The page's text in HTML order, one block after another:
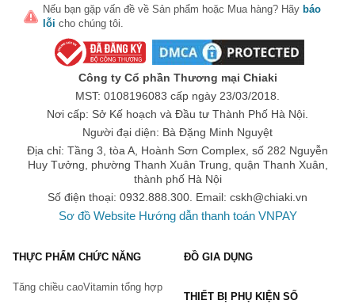
? Áo (dài đến chân)
? Nón (mũ)
? Lưỡi giả
Trang Phục vô diện
Bộ trang phục bao gồm:
? Áo
? Mặt nạ
? Găng tay
Nếu bạn gặp vấn đề về Sản phẩm hoặc Mua hàng? Hãy báo
lỗi cho chúng tôi.
Công ty Cổ phần Thương mại Chiaki
MST: 0108196083 cấp ngày 23/03/2018.
Nơi cấp: Sở Kế hoạch và Đầu tư Thành Phố Hà Nội.
Người đại diện: Bà Đặng Minh Nguyệt
Địa chỉ: Tầng 3, tòa A, Hoành Sơn Complex, số 282 Nguyễn
Huy Tưởng, phường Thanh Xuân Trung, quận Thanh Xuân,
thành phố Hà Nội
Số điện thoại: 0932.888.300. Email: cskh@chiaki.vn
Sơ đồ Website Hướng dẫn thanh toán VNPAY
THỰC PHẨM CHỨC NĂNG
Tăng chiều caoVitamin tổng hợp
ĐỒ GIA DỤNG
THIẾT BỊ PHỤ KIỆN SỐ